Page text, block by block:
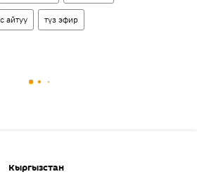
айтуу түз эфир
Кыргызстан